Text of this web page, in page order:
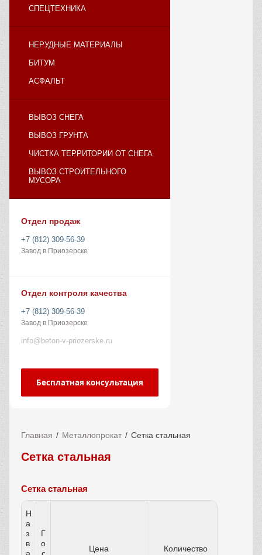
СПЕЦТЕХНИКА
НЕРУДНЫЕ МАТЕРИАЛЫ
БИТУМ
АСФАЛЬТ
ВЫВОЗ СНЕГА
ВЫВОЗ ГРУНТА
ЧИСТКА ТЕРРИТОРИИ ОТ СНЕГА
ВЫВОЗ СТРОИТЕЛЬНОГО
МУСОРА
Отдел продаж
+7 (812) 309-56-39
Завод в Приозерске
Отдел контроля качества
+7 (812) 309-56-39
Завод в Приозерске
info@beton-v-priozerske.ru
Бесплатная консультация
Главная Металлопрокат Сетка стальная
Сетка стальная
Сетка стальная
Н
а
з
в
Г
о
Цена Количество